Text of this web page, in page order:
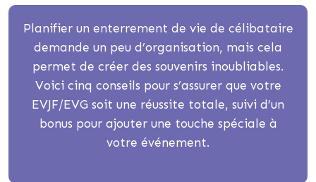
Planifier un enterrement de vie de célibataire
demande un peu d’organisation, mais cela
permet de créer des souvenirs inoubliables.
Voici cinq conseils pour s’assurer que votre
EVJF/EVG soit une réussite totale, suivi d’un
bonus pour ajouter une touche spéciale à
votre événement.